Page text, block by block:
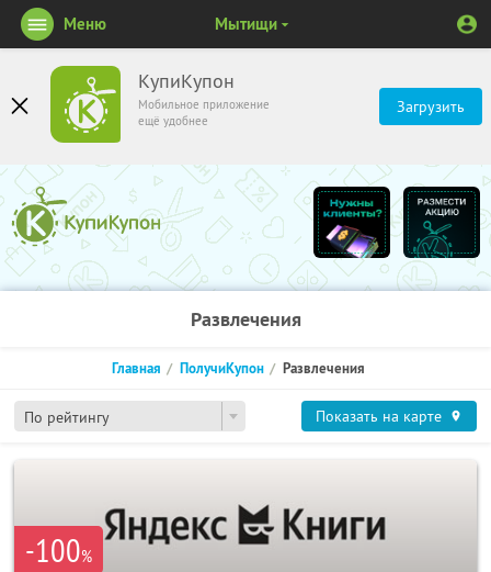
КупиКупон
Мобильное приложение
ещё удобнее
Загрузить
Меню Мытищи
Развлечения
По рейтингу
Главная ПолучиКупон Развлечения
Показать на карте
-100%